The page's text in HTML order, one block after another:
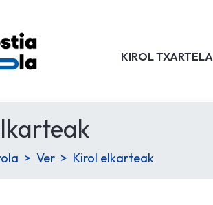
KIROL TXARTELA
Ver Kirol elkarteak